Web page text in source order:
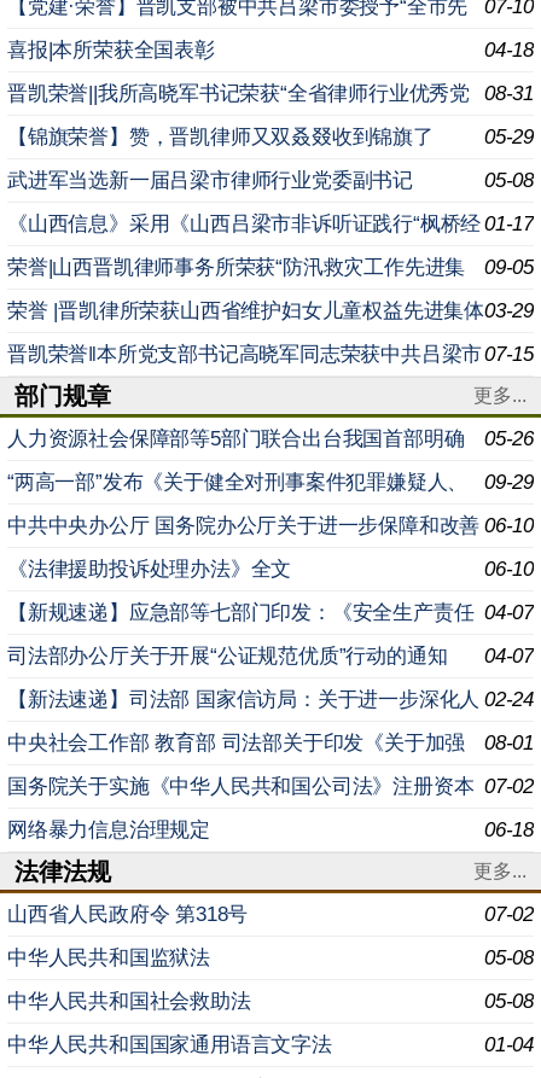
进基层党组织”荣誉称号
07-10
【党建·荣誉】晋凯支部被中共吕梁市委授予“全市先
进基层党组织”荣誉称号
04-18
喜报|本所荣获全国表彰
08-31
晋凯荣誉||我所高晓军书记荣获“全省律师行业优秀党
务工作者”荣誉称号
05-29
【锦旗荣誉】赞，晋凯律师又双叒叕收到锦旗了
05-08
武进军当选新一届吕梁市律师行业党委副书记
01-17
《山西信息》采用《山西吕梁市非诉听证践行“枫桥经
验”以专业法律服务乡村治理维护农村稳定安定》信息条目
09-05
荣誉|山西晋凯律师事务所荣获“防汛救灾工作先进集
体”荣誉称号
03-29
荣誉 |晋凯律所荣获山西省维护妇女儿童权益先进集体
称号
07-15
晋凯荣誉‖本所党支部书记高晓军同志荣获中共吕梁市
委非公有制经济组织和社会组织工委会“全市两新组织优秀
部门规章 更多...
05-26
人力资源社会保障部等5部门联合出台我国首部明确
超龄劳动者权益的专门规章 日前，人力资源社会保障部会
同
09-29
“两高一部”发布《关于健全对刑事案件犯罪嫌疑人、
被告人身份审查工作机制的意见》 为准确、及时查明案件
06-10
中共中央办公厅 国务院办公厅关于进一步保障和改善
民生 着力解决群众急难愁盼的意见
06-10
《法律援助投诉处理办法》全文
04-07
【新规速递】应急部等七部门印发：《安全生产责任
保险实施办法》
04-07
司法部办公厅关于开展“公证规范优质”行动的通知
02-24
【新法速递】司法部 国家信访局：关于进一步深化人
民调解参与信访工作对接推进信访工作法治化的意见
08-01
中央社会工作部 教育部 司法部关于印发《关于加强
高校法律援助志愿服务工作的意见》的通知
07-02
国务院关于实施《中华人民共和国公司法》注册资本
登记管理制度的规定
06-18
网络暴力信息治理规定
法律法规 更多...
07-02
山西省人民政府令 ​第318号
05-08
中华人民共和国监狱法
05-08
中华人民共和国社会救助法
01-04
中华人民共和国国家通用语言文字法